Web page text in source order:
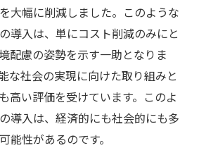
化する再生可能エネルギーの役
源がもたらす長期的なメリット
ネルギー管理のためのロードマ
源の活用における国際的な動向
大幅に削減しました。このような
導入は、単にコスト削減のみにと
配慮の姿勢を示す一助となりま
な社会の実現に向けた取り組みと
高い評価を受けています。このよ
導入は、経済的にも社会的にも多
能性があるのです。